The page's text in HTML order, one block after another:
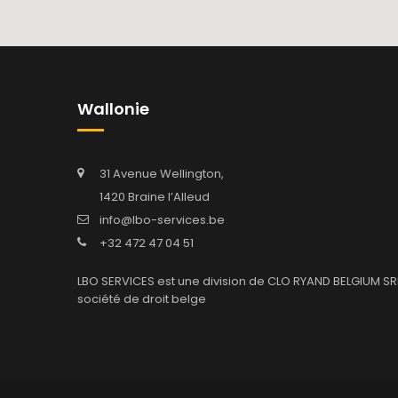
Wallonie
31 Avenue Wellington,
1420 Braine l’Alleud
info@lbo-services.be
+32 472 47 04 51
LBO SERVICES est une division de CLO RYAND BELGIUM
société de droit belge